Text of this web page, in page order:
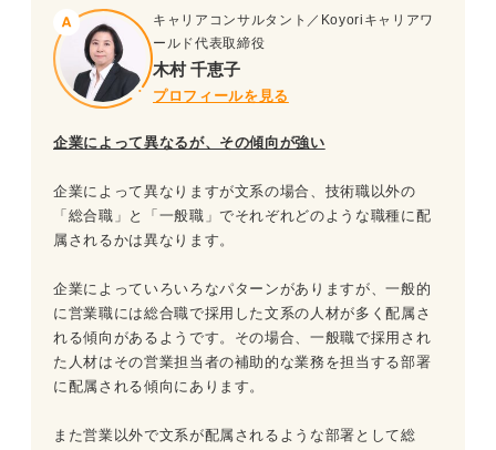
キャリアコンサルタント／Koyoriキャリアワ
ールド代表取締役
木村 千恵子
プロフィールを見る
企業によって異なるが、その傾向が強い
企業によって異なりますが文系の場合、技術職以外の
「総合職」と「一般職」でそれぞれどのような職種に配
属されるかは異なります。
企業によっていろいろなパターンがありますが、一般的
に営業職には総合職で採用した文系の人材が多く配属さ
れる傾向があるようです。その場合、一般職で採用され
た人材はその営業担当者の補助的な業務を担当する部署
に配属される傾向にあります。
また営業以外で文系が配属されるような部署として総